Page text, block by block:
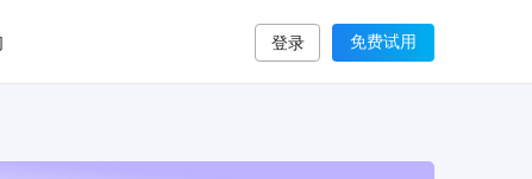
登录 免费试用